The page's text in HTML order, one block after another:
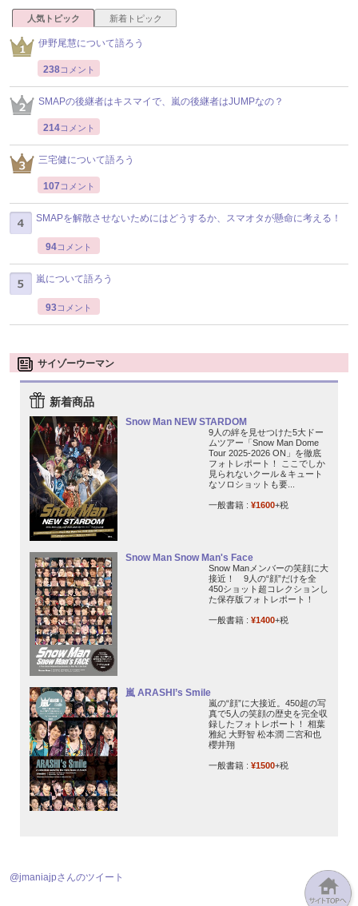
人気トピック 新着トピック
伊野尾慧について語ろう
238コメント
SMAPの後継者はキスマイで、嵐の後継者はJUMPなの？
214コメント
三宅健について語ろう
107 コメント
SMAPを解散させないためにはどうするか、スマオタが懸命に考える！
94コメント
嵐について語ろう
93コメント
サイゾーウーマン
新着商品
Snow Man NEW STARDOM
9人の絆を見せつけた5大ドー
ムツアー「Snow Man Dome
Tour 2025-2026 ON」を徹底
フォトレポート！ ここでしか
見られないクール＆キュート
なソロショットも要...
一般書籍 : ¥1600+税
Snow Man Snow Man's Face
Snow Manメンバーの笑顔に大
接近！ 9人の“顔”だけを全
450ショット超コレクションし
た保存版フォトレポート！
一般書籍 : ¥1400+税
嵐 ARASHI’s Smile
嵐の“顔”に大接近。450超の写
真で5人の笑顔の歴史を完全収
録したフォトレポート！ 相葉
雅紀 大野智 松本潤 二宮和也
櫻井翔
一般書籍 : ¥1500+税
@jmaniajpさんのツイート